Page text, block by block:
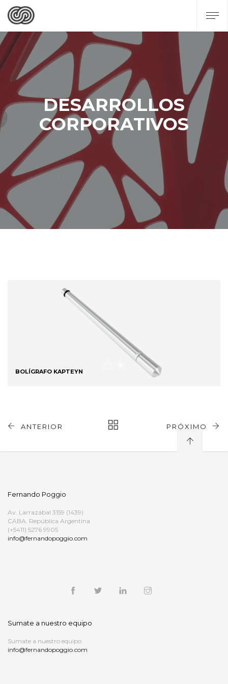
DESARROLLOS
CORPORATIVOS
BOLÍGRAFO KAPTEYN
ANTERIOR PRÓXIMO
Fernando Poggio
Av. Larrazábal 3159 (1439)
CABA. República Argentina
(+5411) 5276 9905
info@fernandopoggio.com
Sumate a nuestro equipo
Sumate a nuestro equipo
info@fernandopoggio.com